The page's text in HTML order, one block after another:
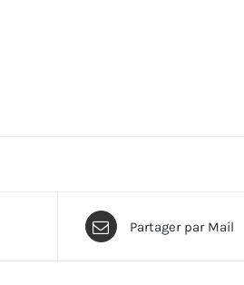
Partager par Mail